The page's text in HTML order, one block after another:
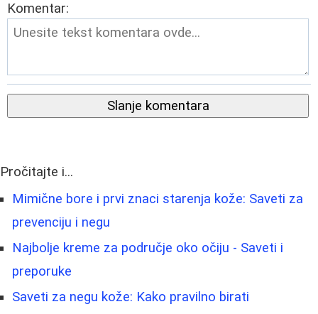
Komentar:
Slanje komentara
Pročitajte i...
Mimične bore i prvi znaci starenja kože: Saveti za
prevenciju i negu
Najbolje kreme za područje oko očiju - Saveti i
preporuke
Saveti za negu kože: Kako pravilno birati